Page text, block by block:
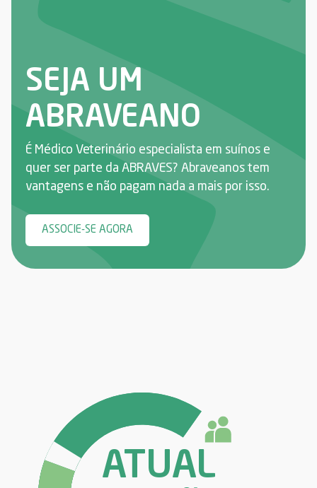
SEJA UM
ABRAVEANO
É Médico Veterinário especialista em suínos e
quer ser parte da ABRAVES? Abraveanos tem
vantagens e não pagam nada a mais por isso.
ASSOCIE-SE AGORA
ATUAL